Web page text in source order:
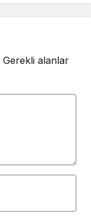
Gerekli alanlar